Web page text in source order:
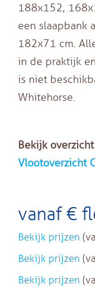
188x152,
een slaapbank
182x71 cm.
in de praktijk
is niet
Whitehorse.
Bekijk
Vlootoverzicht
vanaf €
Bekijk prijzen
Bekijk prijzen
Bekijk prijzen